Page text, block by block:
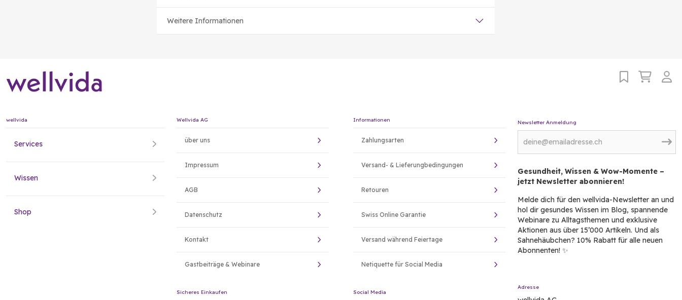
Weitere Informationen
wellvida
Services
Wissen
Shop
Wellvida AG
über uns
Impressum
AGB
Datenschutz
Kontakt
Gastbeiträge & Webinare
Informationen
Zahlungsarten
Versand- & Lieferungbedingungen
Retouren
Swiss Online Garantie
Versand während Feiertage
Netiquette für Social Media
Sicheres Einkaufen Social Media
Newsletter Anmeldung
Gesundheit, Wissen & Wow-Momente –
jetzt Newsletter abonnieren!
Melde dich für den wellvida-Newsletter an und
hol dir gesundes Wissen im Blog, spannende
Webinare zu Alltagsthemen und exklusive
Aktionen aus über 15’000 Artikeln. Und als
Sahnehäubchen? 10% Rabatt für alle neuen
Abonnenten! ✨
Adresse